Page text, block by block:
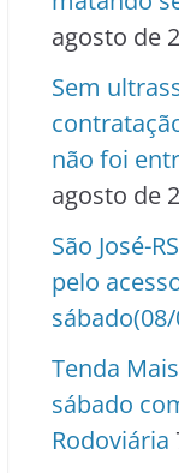
agosto de
Sem
não foi
agosto de
São José-
pelo
Tenda
sábado
Rodoviária